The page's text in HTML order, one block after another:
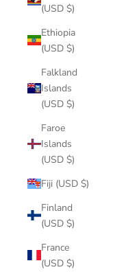
(USD $)
Ethiopia
(USD $)
Falkland
Islands
(USD $)
Faroe
Islands
(USD $)
Fiji (USD $)
Finland
(USD $)
France
(USD $)